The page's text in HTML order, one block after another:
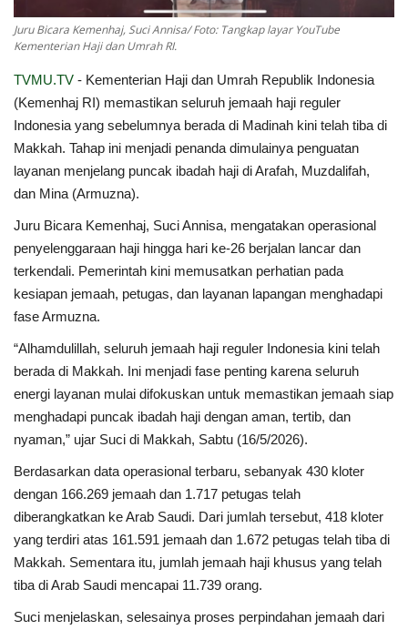
Juru Bicara Kemenhaj, Suci Annisa/ Foto: Tangkap layar YouTube
Kementerian Haji dan Umrah RI.
TVMU.TV - Kementerian Haji dan Umrah Republik Indonesia
(Kemenhaj RI) memastikan seluruh jemaah haji reguler
Indonesia yang sebelumnya berada di Madinah kini telah tiba di
Makkah. Tahap ini menjadi penanda dimulainya penguatan
layanan menjelang puncak ibadah haji di Arafah, Muzdalifah,
dan Mina (Armuzna).
Juru Bicara Kemenhaj, Suci Annisa, mengatakan operasional
penyelenggaraan haji hingga hari ke-26 berjalan lancar dan
terkendali. Pemerintah kini memusatkan perhatian pada
kesiapan jemaah, petugas, dan layanan lapangan menghadapi
fase Armuzna.
“Alhamdulillah, seluruh jemaah haji reguler Indonesia kini telah
berada di Makkah. Ini menjadi fase penting karena seluruh
energi layanan mulai difokuskan untuk memastikan jemaah siap
menghadapi puncak ibadah haji dengan aman, tertib, dan
nyaman,” ujar Suci di Makkah, Sabtu (16/5/2026).
Berdasarkan data operasional terbaru, sebanyak 430 kloter
dengan 166.269 jemaah dan 1.717 petugas telah
diberangkatkan ke Arab Saudi. Dari jumlah tersebut, 418 kloter
yang terdiri atas 161.591 jemaah dan 1.672 petugas telah tiba di
Makkah. Sementara itu, jumlah jemaah haji khusus yang telah
tiba di Arab Saudi mencapai 11.739 orang.
Suci menjelaskan, selesainya proses perpindahan jemaah dari